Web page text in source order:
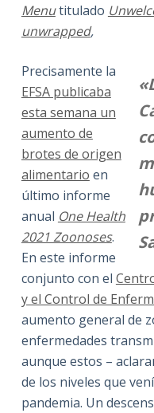
Menutitulado
unwrapped,
Precisamente la
EFSA publicaba
esta semana un
aumento de
brotes de origen
alimentario en
último informe
anual One Health
2021 Zoonoses.
En este informe
conjunto con el
y el Control de
aumento general de
enfermedades
aunque estos –
de los niveles que
pandemia. Un